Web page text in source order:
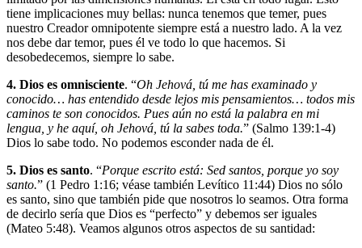
tiene implicaciones muy bellas: nunca tenemos que temer, pues
nuestro Creador omnipotente siempre está a nuestro lado. A la vez
nos debe dar temor, pues él ve todo lo que hacemos. Si
desobedecemos, siempre lo sabe.
4. Dios es omnisciente. “Oh Jehová, tú me has examinado y
conocido… has entendido desde lejos mis pensamientos… todos mis
caminos te son conocidos. Pues aún no está la palabra en mi
lengua, y he aquí, oh Jehová, tú la sabes toda.” (Salmo 139:1-4)
Dios lo sabe todo. No podemos esconder nada de él.
5. Dios es santo. “Porque escrito está: Sed santos, porque yo soy
santo.” (1 Pedro 1:16; véase también Levítico 11:44) Dios no sólo
es santo, sino que también pide que nosotros lo seamos. Otra forma
de decirlo sería que Dios es “perfecto” y debemos ser iguales
(Mateo 5:48). Veamos algunos otros aspectos de su santidad: